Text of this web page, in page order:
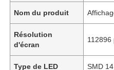
Nom du produit
Résolution
d'écran
112896
Type de LED SMD